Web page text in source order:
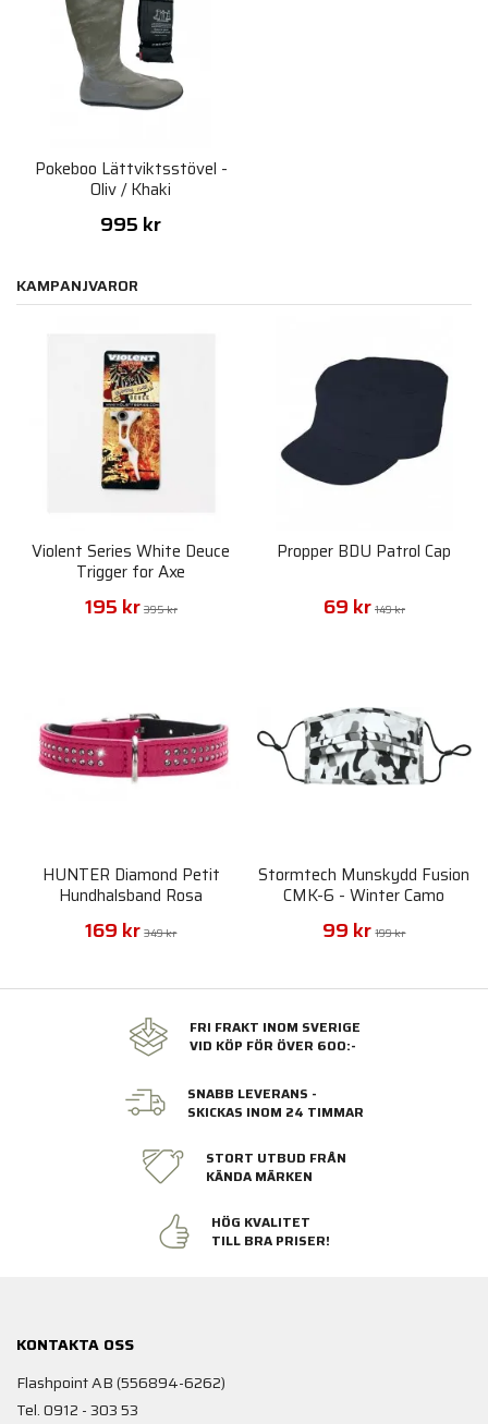
Pokeboo Lättviktsstövel -
Oliv / Khaki
995 kr
KAMPANJVAROR
Violent Series White Deuce
Trigger for Axe
195 kr 395 kr
Propper BDU Patrol Cap
69 kr 149 kr
HUNTER Diamond Petit
Hundhalsband Rosa
169 kr 349 kr
Stormtech Munskydd Fusion
CMK-6 - Winter Camo
99 kr 199 kr
FRI FRAKT INOM SVERIGE
VID KÖP FÖR ÖVER 600:-
SNABB LEVERANS -
SKICKAS INOM 24 TIMMAR
STORT UTBUD FRÅN
KÄNDA MÄRKEN
HÖG KVALITET
TILL BRA PRISER!
KONTAKTA OSS
Flashpoint AB (556894-6262)
Tel. 0912 - 303 53